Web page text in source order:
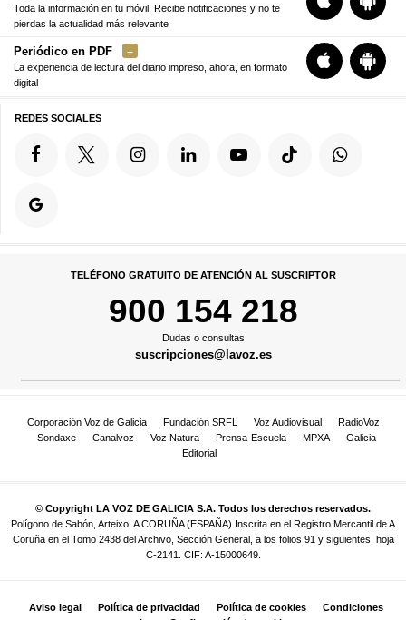
Toda la información en tu móvil. Recibe notificaciones y no te
pierdas la actualidad más relevante
Periódico en PDF
La experiencia de lectura del diario impreso, ahora, en formato
digital
REDES SOCIALES
TELÉFONO GRATUITO DE ATENCIÓN AL SUSCRIPTOR
900 154 218
Dudas o consultas
suscripciones@lavoz.es
Corporación Voz de Galicia Fundación SRFL Voz Audiovisual
RadioVoz
Sondaxe
Canalvoz Voz Natura Prensa-Escuela MPXA
Galicia
Editorial
© Copyright LA VOZ DE GALICIA S.A. Todos los derechos reservados.
Polígono de Sabón, Arteixo, A CORUÑA (ESPAÑA) Inscrita en el Registro Mercantil de A
Coruña en el Tomo 2438 del Archivo, Sección General, a los folios 91 y siguientes, hoja
C-2141. CIF: A-15000649.
Aviso legal Política de privacidad Política de cookies
Condiciones